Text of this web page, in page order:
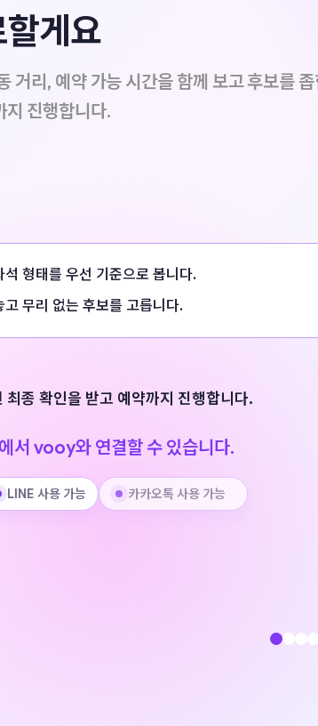
게요
거리, 예약 가능 시간을 함께 보고 후보를 좁
지 진행합니다.
형태를 우선 기준으로 봅니다.
무리 없는 후보를 고릅니다.
최종 확인을 받고 예약까지 진행합니다.
서 vooy와 연결할 수 있습니다.
LINE 사용 가능 카카오톡 사용 가능
유스케
유스
유